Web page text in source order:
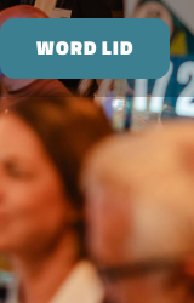
WORD LID